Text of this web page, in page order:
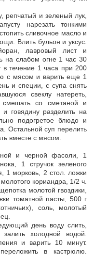
репчатый и зеленый лук,
нарезать тонкими
сливочное масло и
Влить бульон и уксус.
лавровый лист и
на слабом огне 1 час 30
в течение 1 часа при 200
с мясом и варить еще 1
и специи, с супа снять
свеклу натереть,
смешать со сметаной и
говядину разделить на
подогретое блюдо и
Остальной суп перелить
вместе с мясом.
и черной фасоли, 1
1 стручок зеленого
1 морковь, 2 стол. ложки
кориандра, 1/2 ч.
молотой гвоздики,
томатной пасты, 500 г
соль, молотый
день воду слить,
холодной водой.
и варить 10 минут.
в кастрюлю.